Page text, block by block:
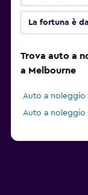
La fortuna è
Trova auto a
a Melbourne
Auto a noleggio
Auto a noleggio